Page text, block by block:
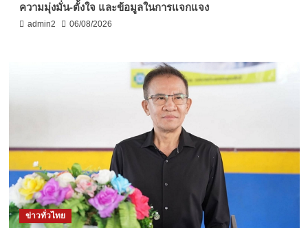
ความมุ่งมั่น-ตั้งใจ และข้อมูลในการแจกแจง
admin2 06/08/2026
ข่าวทั่วไทย